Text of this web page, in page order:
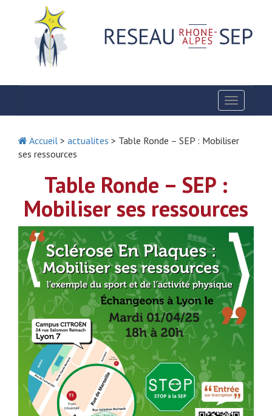
Toggle
Accueil > actualites > Table Ronde – SEP : Mobiliser
ses ressources
Table Ronde – SEP :
Mobiliser ses ressources